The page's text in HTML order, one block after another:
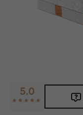
5.0